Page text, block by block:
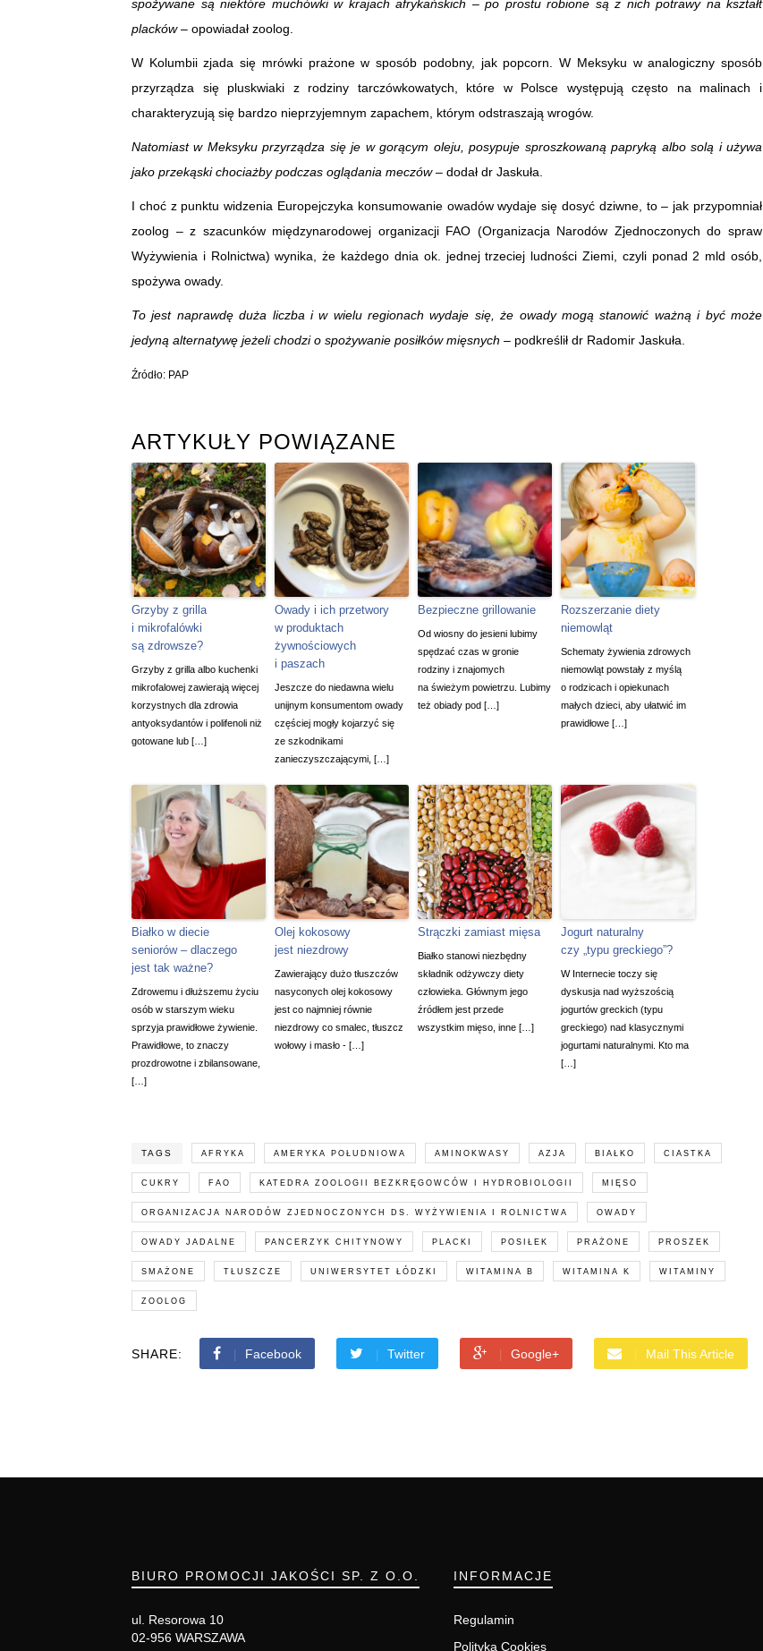
spożywane są niektóre muchówki w krajach afrykańskich – po prostu robione są z nich potrawy na kształt
placków– opowiadał zoolog.
W Kolumbii zjada się mrówki prażone w sposób podobny, jak popcorn. W Meksyku w analogiczny sposób
przyrządza się pluskwiaki z rodziny tarczówkowatych, które w Polsce występują często na malinach i
charakteryzują się bardzo nieprzyjemnym zapachem, którym odstraszają wrogów.
Natomiast w Meksyku przyrządza się je w gorącym oleju, posypuje sproszkowaną papryką albo solą i używa
jako przekąski chociażby podczas oglądania meczów– dodał dr Jaskuła.
I choć z punktu widzenia Europejczyka konsumowanie owadów wydaje się dosyć dziwne, to – jak przypomniał
zoolog – z szacunków międzynarodowej organizacji FAO (Organizacja Narodów Zjednoczonych do spraw
Wyżywienia i Rolnictwa) wynika, że każdego dnia ok. jednej trzeciej ludności Ziemi, czyli ponad 2 mld osób,
spożywa owady.
To jest naprawdę duża liczba i w wielu regionach wydaje się, że owady mogą stanowić ważną i być może
jedyną alternatywę jeżeli chodzi o spożywanie posiłków mięsnych – podkreślił dr Radomir Jaskuła.
Źródło: PAP
ARTYKUŁY POWIĄZANE
Grzyby z grilla
i mikrofalówki
są zdrowsze?
Grzyby z grilla albo kuchenki
mikrofalowej zawierają więcej
korzystnych dla zdrowia
antyoksydantów i polifenoli niż
gotowane lub […]
Owady i ich przetwory
w produktach
żywnościowych
i paszach
Jeszcze do niedawna wielu
unijnym konsumentom owady
częściej mogły kojarzyć się
ze szkodnikami
zanieczyszczającymi, […]
Bezpieczne grillowanie
Od wiosny do jesieni lubimy
spędzać czas w gronie
rodziny i znajomych
na świeżym powietrzu. Lubimy
też obiady pod […]
Rozszerzanie diety
niemowląt
Schematy żywienia zdrowych
niemowląt powstały z myślą
o rodzicach i opiekunach
małych dzieci, aby ułatwić im
prawidłowe […]
Białko w diecie
seniorów – dlaczego
jest tak ważne?
Zdrowemu i dłuższemu życiu
osób w starszym wieku
sprzyja prawidłowe żywienie.
Prawidłowe, to znaczy
prozdrowotne i zbilansowane,
[…]
Olej kokosowy
jest niezdrowy
Zawierający dużo tłuszczów
nasyconych olej kokosowy
jest co najmniej równie
niezdrowy co smalec, tłuszcz
wołowy i masło - […]
Strączki zamiast mięsa
Białko stanowi niezbędny
składnik odżywczy diety
człowieka. Głównym jego
źródłem jest przede
wszystkim mięso, inne […]
Jogurt naturalny
czy „typu greckiego”?
W Internecie toczy się
dyskusja nad wyższością
jogurtów greckich (typu
greckiego) nad klasycznymi
jogurtami naturalnymi. Kto ma
[…]
TAGS AFRYKA AMERYKA POŁUDNIOWA AMINOKWASY AZJA BIAŁKO CIASTKA
CUKRY FAO KATEDRA ZOOLOGII BEZKRĘGOWCÓW I HYDROBIOLOGII MIĘSO
ORGANIZACJA NARODÓW ZJEDNOCZONYCH DS. WYŻYWIENIA I ROLNICTWA OWADY
OWADY JADALNE PANCERZYK CHITYNOWY PLACKI POSIŁEK PRAŻONE PROSZEK
SMAŻONE TŁUSZCZE UNIWERSYTET ŁÓDZKI WITAMINA B WITAMINA K WITAMINY
ZOOLOG
SHARE: Facebook Twitter Google+ Mail This Article
BIURO PROMOCJI JAKOŚCI SP. Z O.O.
ul. Resorowa 10
02-956 WARSZAWA
INFORMACJE
Regulamin
Polityka Cookies